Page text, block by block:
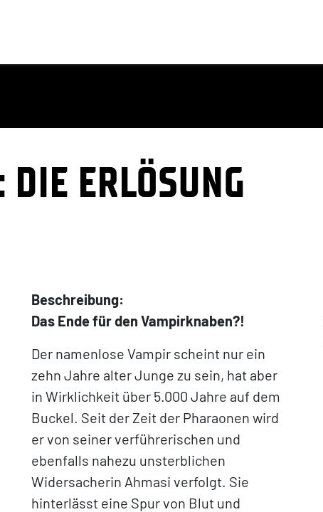
ERLÖSUNG
Beschreibung:
Das Ende für den Vampirknaben?!
Der namenlose Vampir scheint nur ein
zehn Jahre alter Junge zu sein, hat aber
in Wirklichkeit über 5.000 Jahre auf dem
Buckel. Seit der Zeit der Pharaonen wird
er von seiner verführerischen und
ebenfalls nahezu unsterblichen
Widersacherin Ahmasi verfolgt. Sie
hinterlässt eine Spur von Blut und